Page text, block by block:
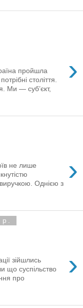
›
пройшла
століття.
Ми — суб’єкт,
›
не лише
Однією з
р.
›
зійшлись
що суспільство
про